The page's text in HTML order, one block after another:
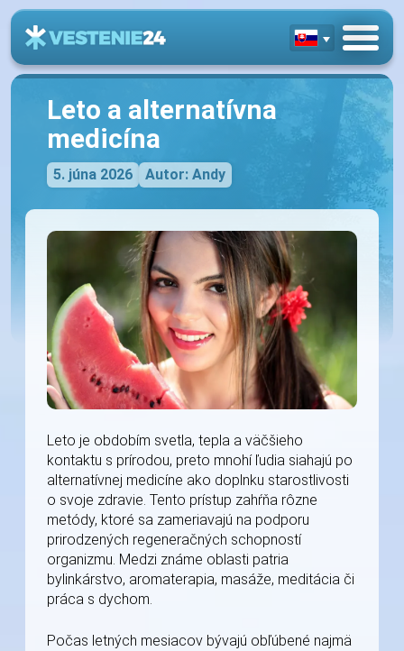
Leto a alternatívna
medicína
5. júna 2026 Autor: Andy
Leto je obdobím svetla, tepla a väčšieho
kontaktu s prírodou, preto mnohí ľudia siahajú po
alternatívnej medicíne ako doplnku starostlivosti
o svoje zdravie. Tento prístup zahŕňa rôzne
metódy, ktoré sa zameriavajú na podporu
prirodzených regeneračných schopností
organizmu. Medzi známe oblasti patria
bylinkárstvo, aromaterapia, masáže, meditácia či
práca s dychom.
Počas letných mesiacov bývajú obľúbené najmä